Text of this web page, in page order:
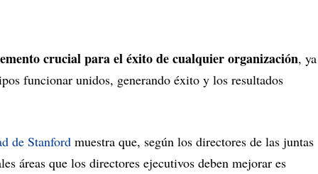
crucial para el éxito de cualquier organización, ya
funcionar unidos, generando éxito y los resultados
de Stanford muestra que, según los directores de las juntas
áreas que los directores ejecutivos deben mejorar es